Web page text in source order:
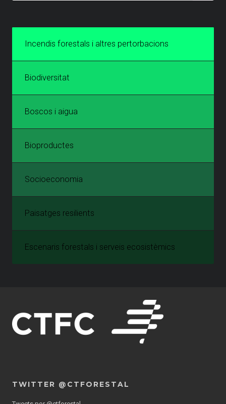
Incendis forestals i altres pertorbacions
Biodiversitat
Boscos i aigua
Bioproductes
Socioeconomia
Paisatges resilients
Escenaris forestals i serveis ecosistèmics
TWITTER @CTFORESTAL